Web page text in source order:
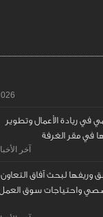
في ريادة الأعمال وتطوير
في مقر الغرفة
آخر
لبحث آفاق التعاون
واحتياجات سوق